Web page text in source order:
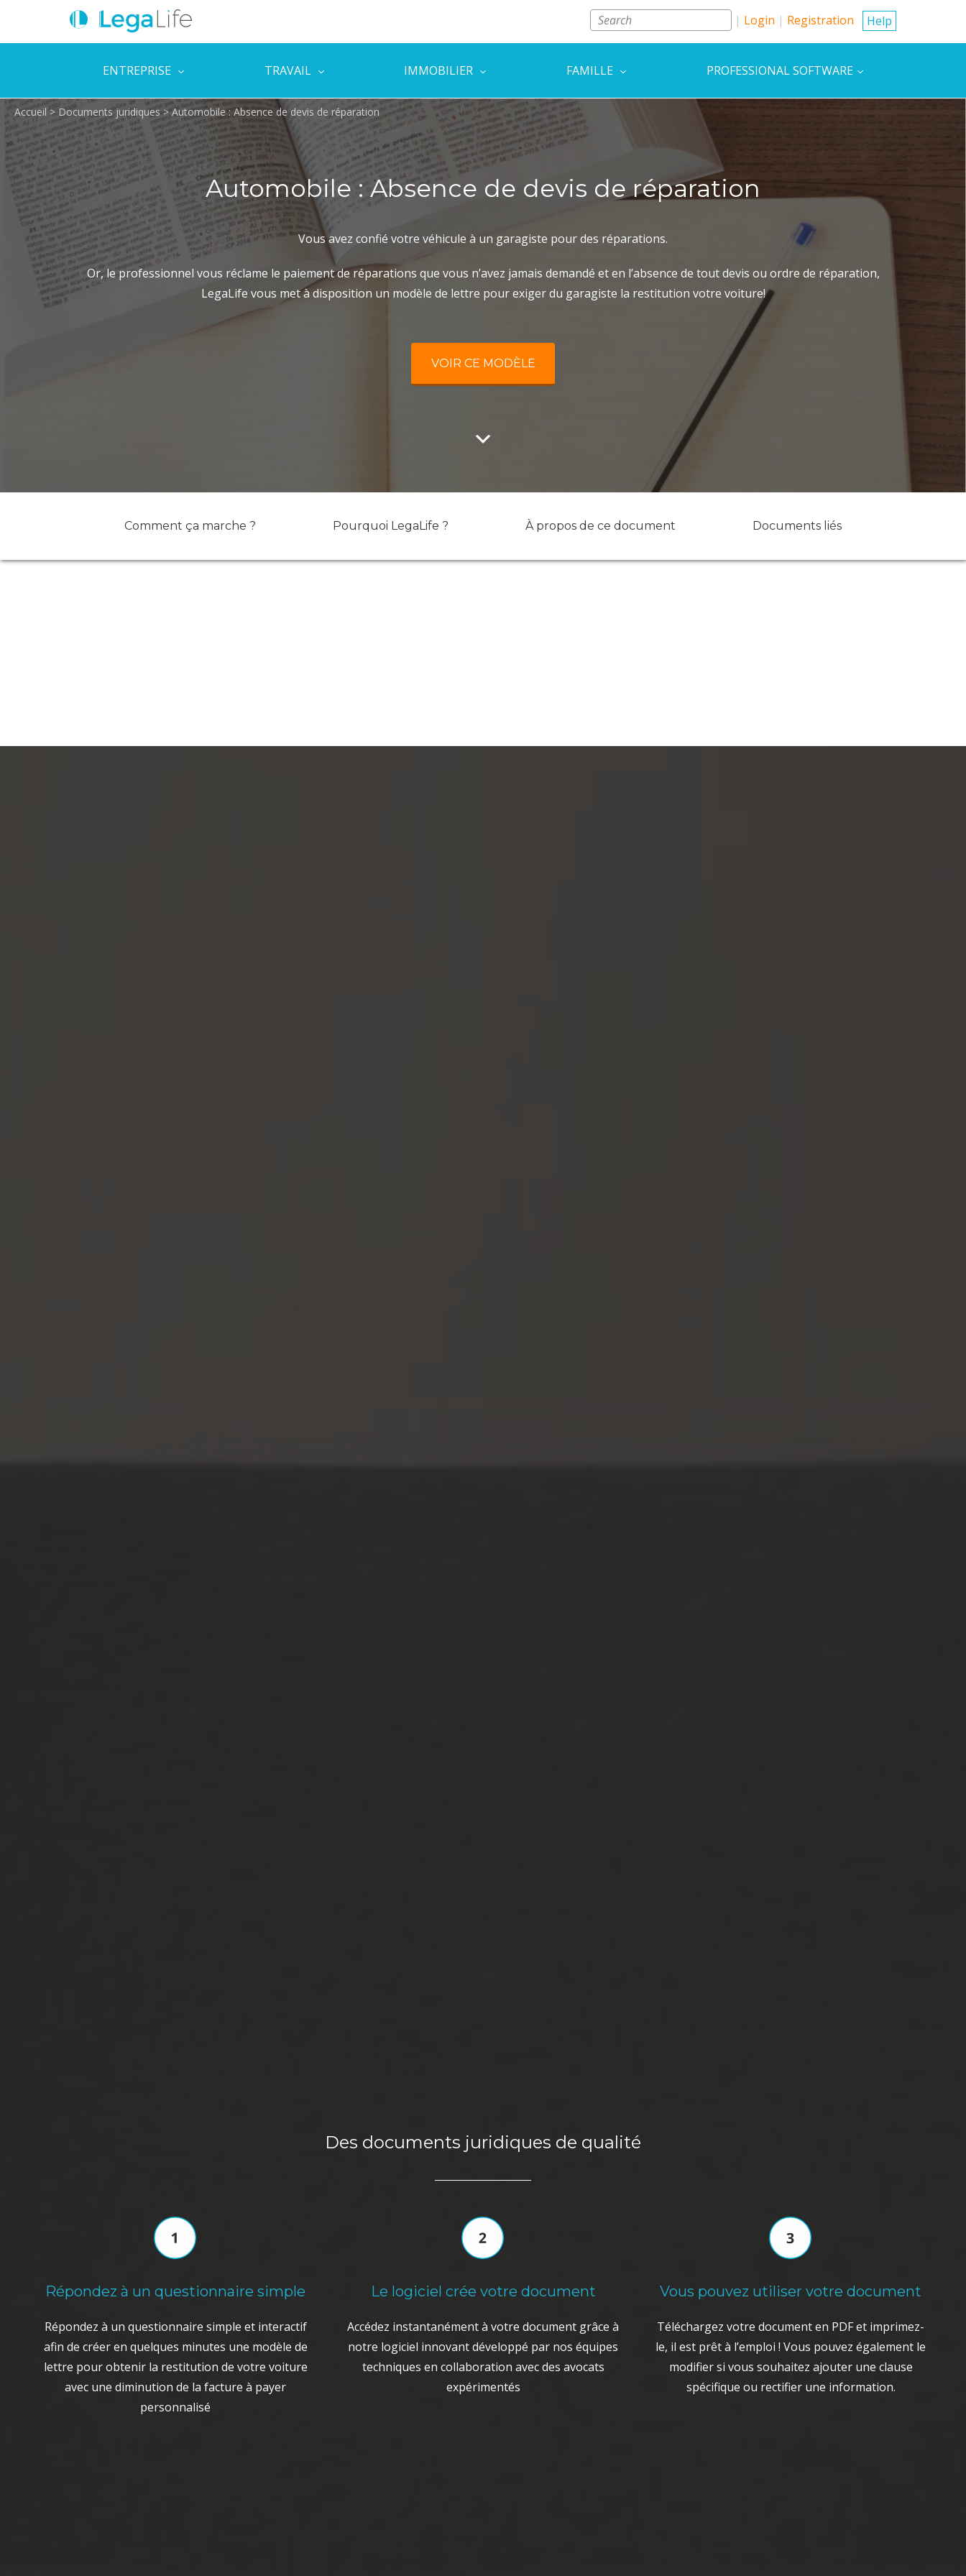
Login Registration Help
ENTREPRISE TRAVAIL IMMOBILIER FAMILLE PROFESSIONAL SOFTWARE
Accueil >Documents juridiques>Automobile : Absence de devis de réparation
Automobile : Absence de devis de réparation
Vous avez confié votre véhicule à un garagiste pour des réparations.
Or, le professionnel vous réclame le paiement de réparations que vous n’avez jamais demandé et en l’absence de tout devis ou ordre de réparation,
LegaLife vous met à disposition un modèle de lettre pour exiger du garagiste la restitution votre voiture!
VOIR CE MODÈLE
Comment ça marche ? Pourquoi LegaLife ? À propos de ce document Documents liés
Des documents juridiques de qualité
Répondez à un questionnaire simple
Répondez à un questionnaire simple et interactif
afin de créer en quelques minutes une modèle de
lettre pour obtenir la restitution de votre voiture
avec une diminution de la facture à payer
personnalisé
Le logiciel crée votre document
Accédez instantanément à votre document grâce à
notre logiciel innovant développé par nos équipes
techniques en collaboration avec des avocats
expérimentés
Vous pouvez utiliser votre document
Téléchargez votre document en PDF et imprimez-
le, il est prêt à l’emploi ! Vous pouvez également le
modifier si vous souhaitez ajouter une clause
spécifique ou rectifier une information.